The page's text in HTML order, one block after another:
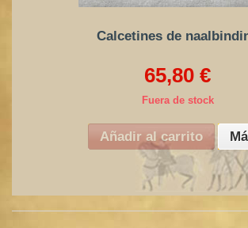
Calcetines de
65,80 €
Fuera de stock
Añadir al carrito